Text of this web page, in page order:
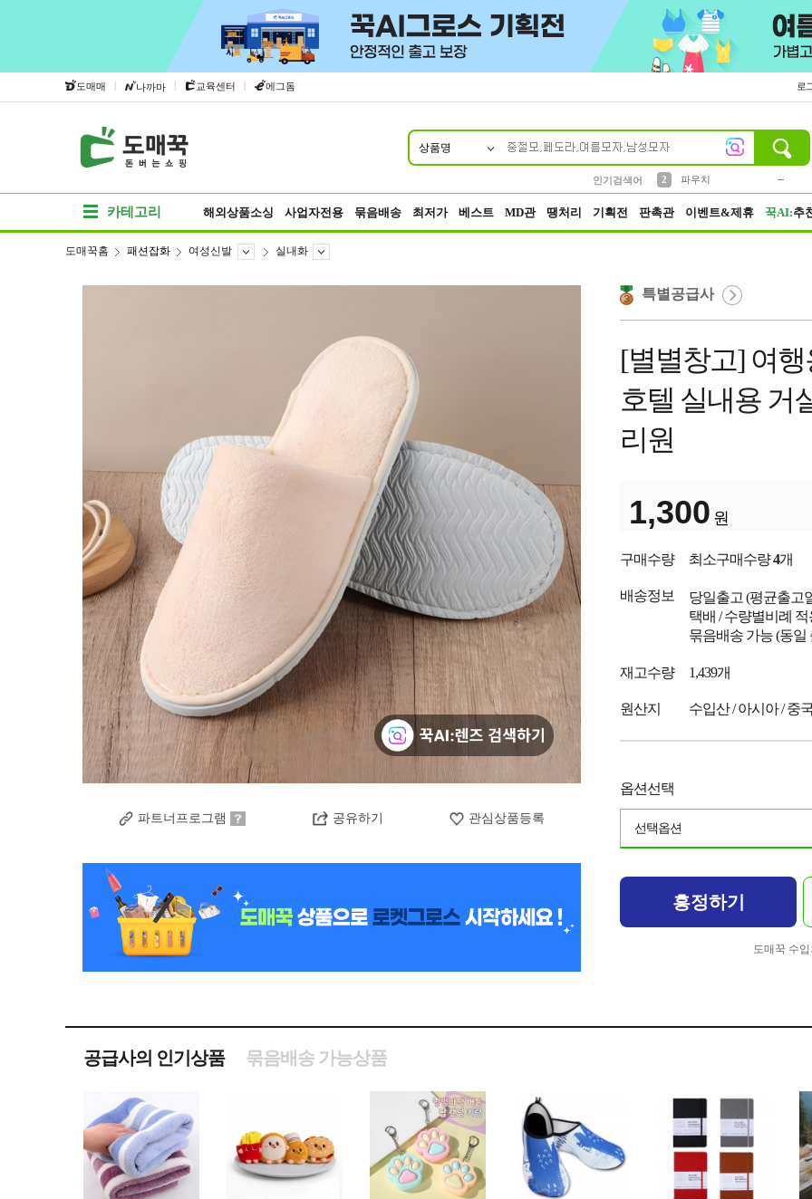
도매매 | 나까마 | 교육센터 | 에그돔 로
상품명
인기검색어
2
파우치
카테고리 해외상품소싱 사업자전용 묶음배송 최저가 베스트 MD관 땡처리 기획전 판촉관 이벤트&제휴 꾹AI:추
도매꾹홈 패션잡화 여성신발 실내화
파트너프로그램 공유하기 관심상품등록
특별공급사
[별별창고] 여
호텔 실내용 거
리원
1,300 원
구매수량 최소구매수량4개
배송정보 당일출고 (평균출고
택배 / 수량별비례
묶음배송 가능 (동일
재고수량 1,439개
원산지 수입산 / 아시아 / 중
옵션선택
선택옵션
흥정하기
도매꾹 수
공급사의 인기상품 묶음배송 가능상품